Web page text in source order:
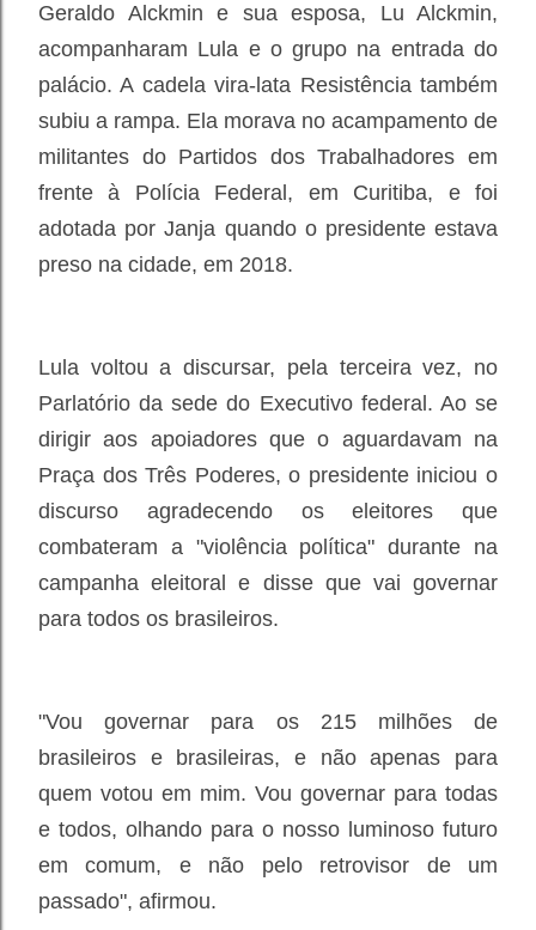
Geraldo Alckmin e sua esposa, Lu Alckmin,
acompanharam Lula e o grupo na entrada do
palácio. A cadela vira-lata Resistência também
subiu a rampa. Ela morava no acampamento de
militantes do Partidos dos Trabalhadores em
frente à Polícia Federal, em Curitiba, e foi
adotada por Janja quando o presidente estava
preso na cidade, em 2018.
Lula voltou a discursar, pela terceira vez, no
Parlatório da sede do Executivo federal. Ao se
dirigir aos apoiadores que o aguardavam na
Praça dos Três Poderes, o presidente iniciou o
discurso agradecendo os eleitores que
combateram a "violência política" durante na
campanha eleitoral e disse que vai governar
para todos os brasileiros.
"Vou governar para os 215 milhões de
brasileiros e brasileiras, e não apenas para
quem votou em mim. Vou governar para todas
e todos, olhando para o nosso luminoso futuro
em comum, e não pelo retrovisor de um
passado", afirmou.